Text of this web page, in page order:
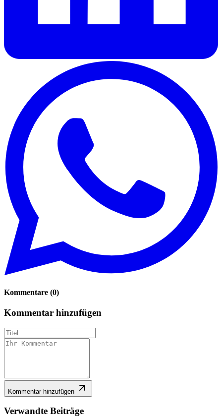
Kommentare (0)
Kommentar hinzufügen
Kommentar hinzufügen
Verwandte Beiträge